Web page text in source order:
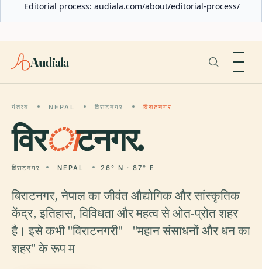
Editorial process: audiala.com/about/editorial-process/
Audiala
गंतव्य NEPAL विराटनगर विराटनगर
विराटनगर.
विराटनगर NEPAL 26° N · 87° E
बिराटनगर, नेपाल का जीवंत औद्योगिक और सांस्कृतिक
केंद्र, इतिहास, विविधता और महत्व से ओत-प्रोत शहर
है। इसे कभी "विराटनगरी" - "महान संसाधनों और धन का
शहर" के रूप म